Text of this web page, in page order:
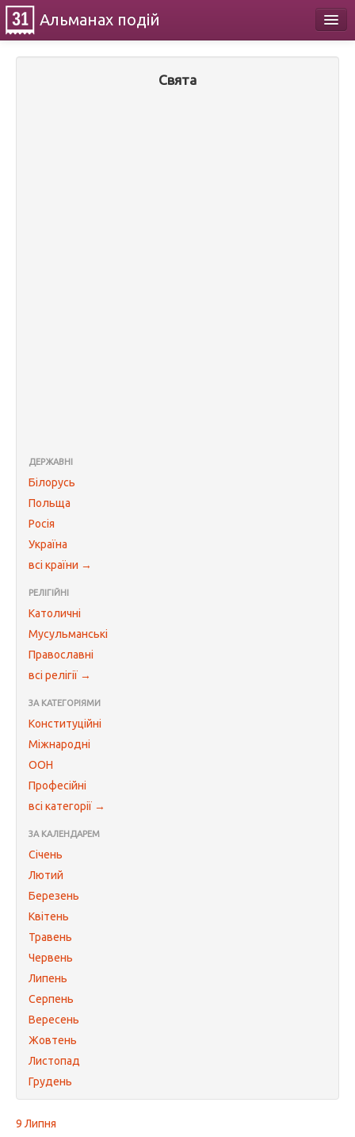
Альманах подій
Свята
ДЕРЖАВНІ
Білорусь
Польща
Росія
Україна
всі країни →
РЕЛІГІЙНІ
Католичні
Мусульманські
Православні
всі релігії →
ЗА КАТЕГОРІЯМИ
Конституційні
Міжнародні
ООН
Професійні
всі категорії →
ЗА КАЛЕНДАРЕМ
Січень
Лютий
Березень
Квітень
Травень
Червень
Липень
Серпень
Вересень
Жовтень
Листопад
Грудень
9 Липня